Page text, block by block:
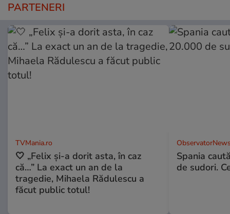
PARTENERI
TVMania.ro
🤍 „Felix și-a dorit asta, în caz
că…” La exact un an de la
tragedie, Mihaela Rădulescu a
făcut public totul!
Spania
de sudori.